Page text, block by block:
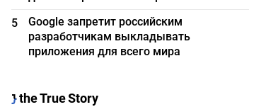
5
Google запретит российским
разработчикам выкладывать
приложения для всего мира